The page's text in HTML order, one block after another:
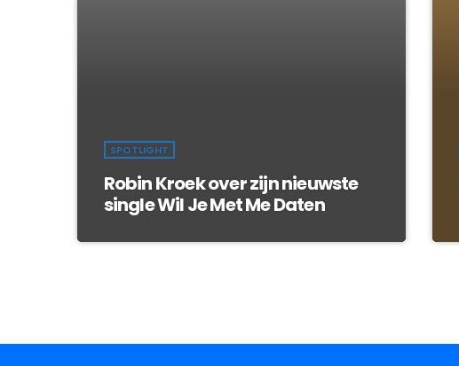
SPOTLIGHT
Robin Kroek over zijn nieuwste
single Wil Je Met Me Daten